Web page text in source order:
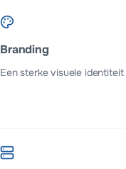
Branding
Een sterke visuele